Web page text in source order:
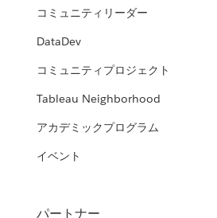
コミュニティリーダー
DataDev
コミュニティプロジェクト
Tableau Neighborhood
アカデミックプログラム
イベント
パートナー